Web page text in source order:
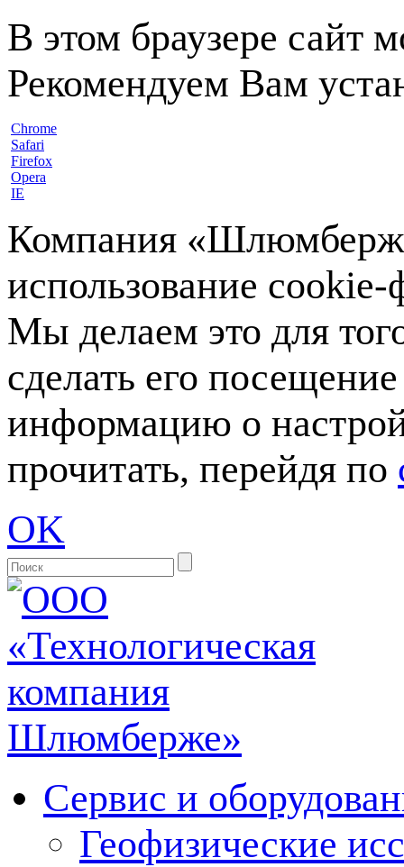
В этом браузере сайт
Рекомендуем Вам
Chrome
Safari
Firefox
Opera
IE
Компания
использование
Мы делаем это для
сделать его
информацию о
прочитать, перейдя по
OK
Сервис и
Геофизические